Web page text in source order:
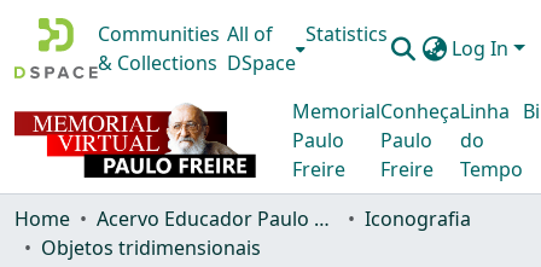
Communities
& Collections
All of
DSpace
Statistics
Log In
Memorial
Paulo
Freire
Conheça
Paulo
Freire
Linha
do
Tempo
Home Acervo Educador Paulo Freire
Iconografia
Objetos tridimensionais